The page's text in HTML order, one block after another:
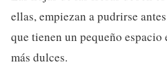
ellas, empiezan a pudrirse
que tienen un pequeño
más dulces.